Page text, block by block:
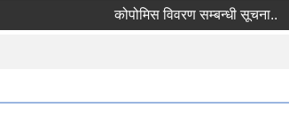
कोपोमिस विवरण सम्बन्धी सूचना..